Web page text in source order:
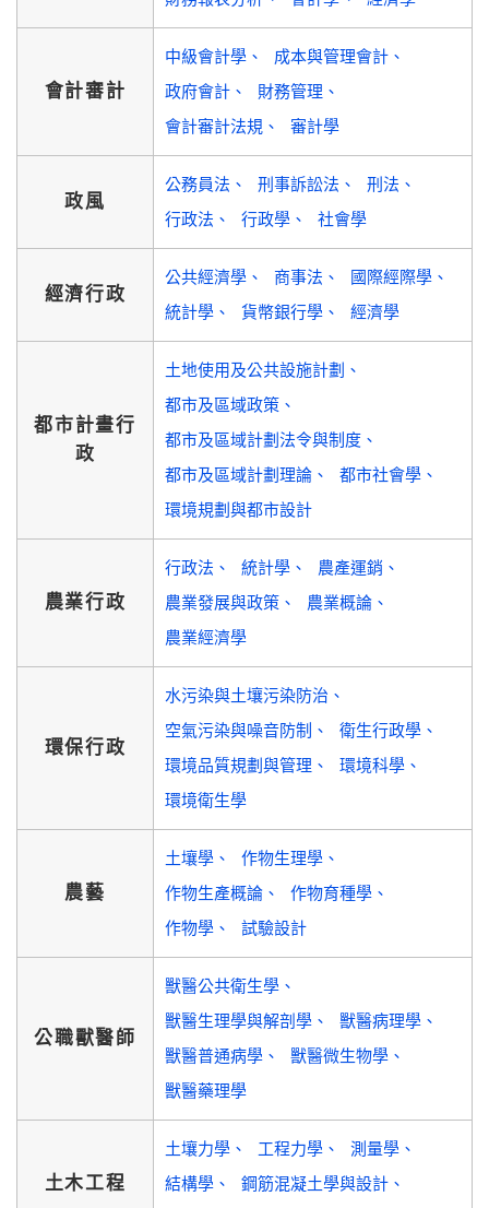
會計審計
中級會計學
成本與管理會計
政府會計
財務管理
會計審計法規
審計學
政風
公務員法 刑事訴訟法
刑法
行政法
行政學 社會學
經濟行政
公共經濟學 商事法
國際經際學
統計學
貨幣銀行學 經濟學
都市計畫行
政
土地使用及公共設施計劃
都市及區域政策
都市及區域計劃法令與制度
都市及區域計劃理論
都市社會學
環境規劃與都市設計
農業行政
行政法 統計學
農產運銷
農業發展與政策
農業概論
農業經濟學
環保行政
水污染與土壤污染防治
空氣污染與噪音防制
衛生行政學
環境品質規劃與管理
環境科學
環境衛生學
農藝
土壤學
作物生理學
作物生產概論
作物育種學
作物學
試驗設計
公職獸醫師
獸醫公共衛生學
獸醫生理學與解剖學
獸醫病理學
獸醫普通病學
獸醫微生物學
獸醫藥理學
土木工程
土壤力學 工程力學
測量學
結構學
鋼筋混凝土學與設計